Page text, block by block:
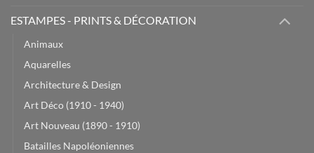
ESTAMPES - PRINTS & DÉCORATION
Animaux
Aquarelles
Architecture & Design
Art Déco (1910 - 1940)
Art Nouveau (1890 - 1910)
Batailles Napoléoniennes